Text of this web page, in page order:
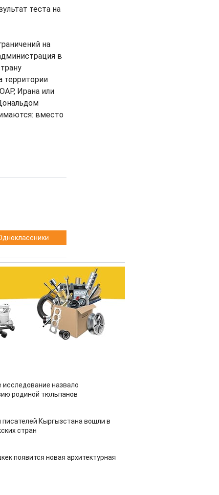
теста на
на
в
территории
Ирана или
вместо
назвало
родиной тюльпанов
Кыргызстана вошли в
стран
появится новая архитектурная